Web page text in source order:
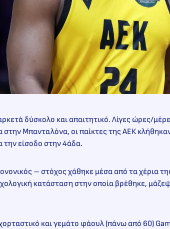
δύσκολο και απαιτητικό. Λίγες ώρες/
στην Μπανταλόνα, οι παίκτες της ΑΕΚ
την είσοδο στην 4άδα.
– στόχος χάθηκε μέσα από τα χέρια
κατάσταση στην οποία βρέθηκε,
και γεμάτο φάουλ (πάνω από 60)